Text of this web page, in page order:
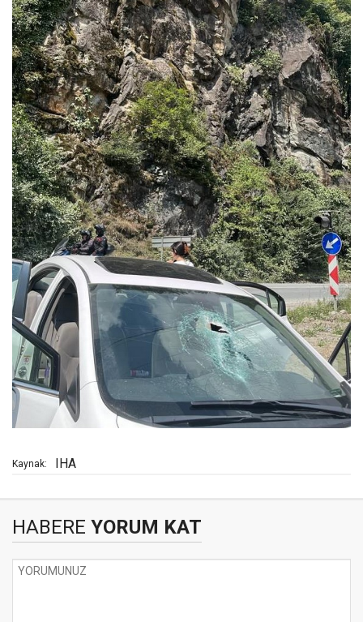
Kaynak: IHA
HABERE YORUM KAT